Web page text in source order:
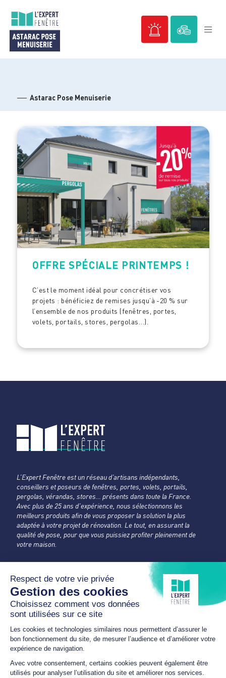
Astarac Pose Menuiserie
OFFRE SPÉCIALE PRINTEMPS !
C’est le moment idéal pour concrétiser vos
projets : bénéficiez de remises jusqu’à -20 % sur
l’ensemble de nos produits (fenêtres, portes,
volets, portails, stores, pergolas…).
L’Expert Fenêtre est un réseau d’artisans indépendants,
conseillers et poseurs de fenêtres, portes, volets, portails,
pergolas, vérandas, stores… présents dans toute la France.
Avec plus de 25 ans d’expérience, nous sélectionnons les
meilleurs produits afin de vous proposer la solution la plus
adaptée à votre projet de rénovation. Le tout, en assurant la
qualité de pose, pour que vous puissiez profiter pleinement de
votre maison.
ASTARAC POSE MENUISERIE
L'Expert Fenêtre
Gers
1224 A Route d'Auch
32300 MIRANDE
05 62 63 64 31
astaracposemenuiserie@orange.fr